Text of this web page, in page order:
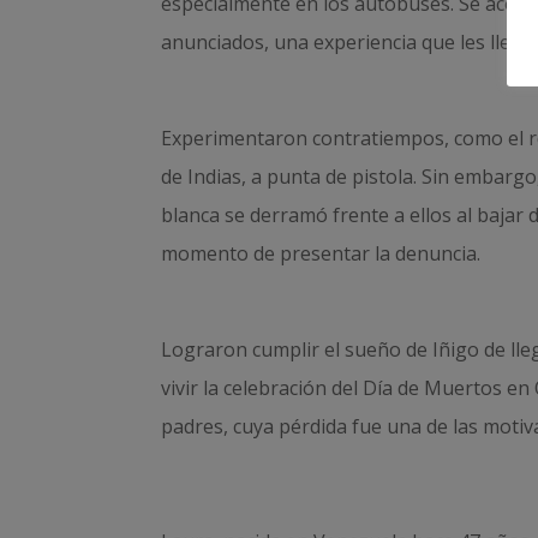
anunciados, una experiencia que les
Experimentaron contratiempos, como el
de Indias, a punta de pistola. Sin
blanca se derramó frente a ellos al
momento de presentar la denuncia.
Lograron cumplir el sueño de Iñigo de
vivir la celebración del Día de Muertos
padres, cuya pérdida fue una de las